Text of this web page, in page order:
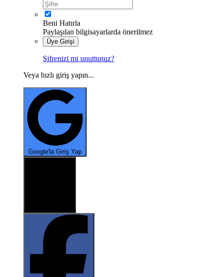
Beni Hatırla
Paylaşılan bilgisayarlarda önerilmez
Üye Girişi
Şifrenizi mi unuttunuz?
Veya hızlı giriş yapın...
Google'la Giriş Yap
*